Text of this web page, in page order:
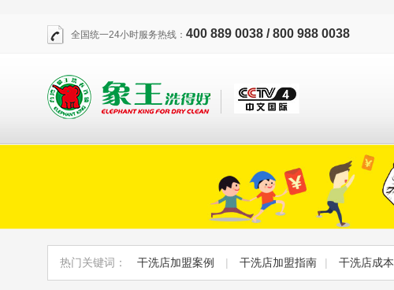
全国统一24小时服务热线： 400 889 0038 / 800 988 0038
热门关键词： 干洗店加盟案例 | 干洗店加盟指南 | 干洗店成本